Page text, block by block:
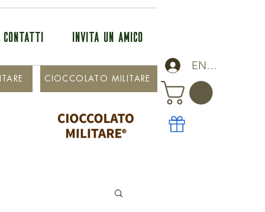
CONTATTI INVITA UN AMICO
CIOCCOLATO MILITARE
ENTRA